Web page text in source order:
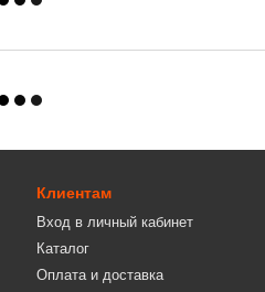
Клиентам
Вход в личный кабинет
Каталог
Оплата и доставка